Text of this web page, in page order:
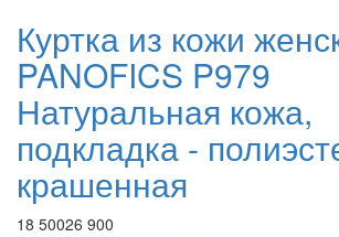
Куртка из кожи
PANOFICS P979
Натуральная кожа,
подкладка -
крашенная
18 50026 900